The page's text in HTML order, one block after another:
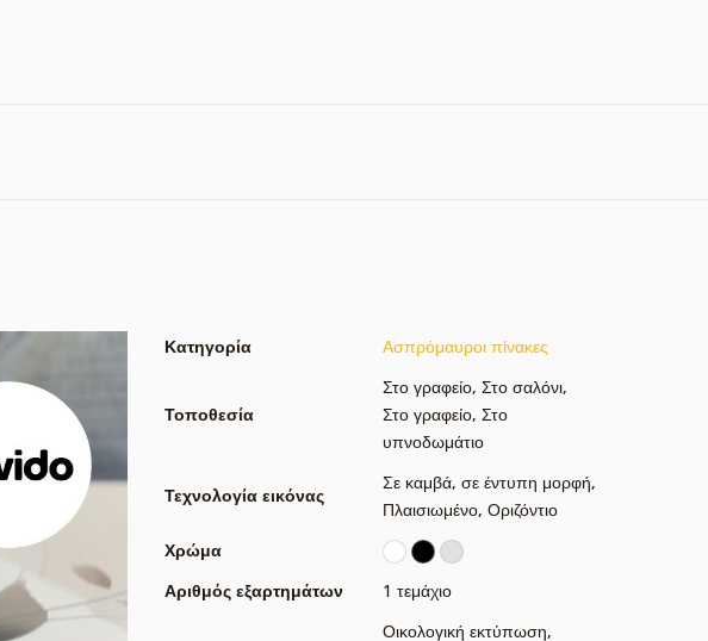
Κατηγορία Ασπρόμαυροι πίνακες
Τοποθεσία
Στο γραφείο, Στο σαλόνι,
Στο γραφείο, Στο
υπνοδωμάτιο
Τεχνολογία εικόνας
Σε καμβά, σε έντυπη μορφή,
Πλαισιωμένο, Οριζόντιο
Χρώμα
Αριθμός εξαρτημάτων
1 τεμάχιο
Οικολογική εκτύπωση,